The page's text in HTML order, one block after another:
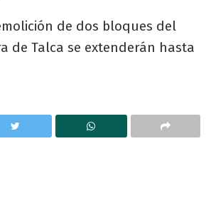
de dos bloques del
de Talca se extenderán hasta